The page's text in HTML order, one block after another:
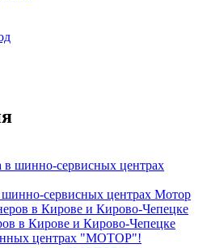
шинно-сервисных центрах Мотор
в Кирове и Кирово-Чепецке